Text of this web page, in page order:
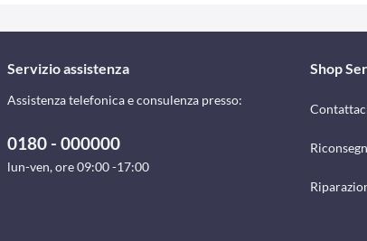
Servizio assistenza
Assistenza telefonica e consulenza presso:
0180 - 000000
lun-ven, ore 09:00 -17:00
Shop